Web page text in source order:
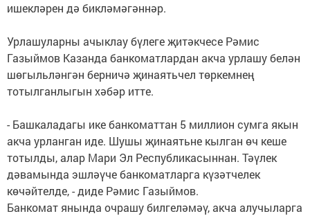
ишекләрен дә бикләмәгәннәр.
Урлашуларны ачыклау бүлеге җитәкчесе Рәмис
Газыймов Казанда банкоматлардан акча урлашу белән
шөгыльләнгән берничә җинаятьчел төркемнең
тотылганлыгын хәбәр итте.
- Башкаладагы ике банкоматтан 5 миллион сумга якын
акча урланган иде. Шушы җинаятьне кылган өч кеше
тотылды, алар Мари Эл Республикасыннан. Тәүлек
дәвамында эшләүче банкоматларга күзәтчелек
көчәйтелде, - диде Рәмис Газыймов.
Банкомат янында очрашу билгеләмәү, акча алучыларга